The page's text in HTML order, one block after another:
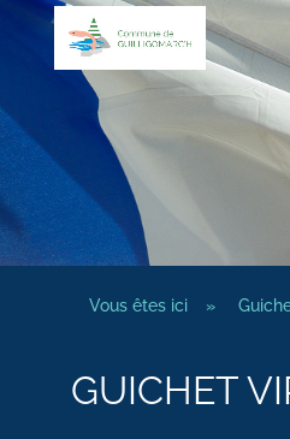
Vous êtes ici »
GUICHET